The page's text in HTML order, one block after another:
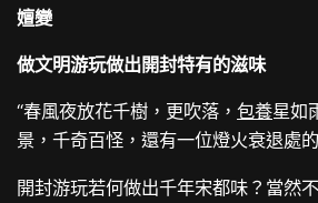
嬗變
做文明游玩做出開封特有的滋味
“春風夜放花千樹，更吹落，包養星如
景，千奇百怪，還有一位燈火衰退處
開封游玩若何做出千年宋都味？當然